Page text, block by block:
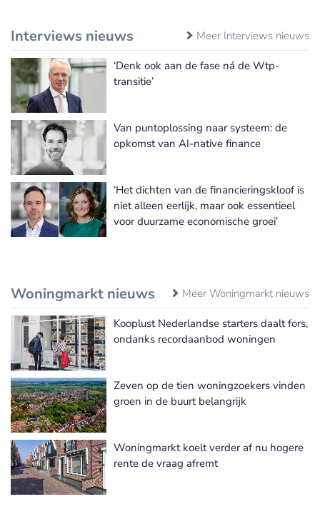
Interviews nieuws Meer Interviews nieuws
‘Denk ook aan de fase ná de Wtp-
transitie’
Van puntoplossing naar systeem: de
opkomst van AI-native finance
‘Het dichten van de financieringskloof is
niet alleen eerlijk, maar ook essentieel
voor duurzame economische groei’
Woningmarkt nieuws Meer Woningmarkt nieuws
Kooplust Nederlandse starters daalt fors,
ondanks recordaanbod woningen
Zeven op de tien woningzoekers vinden
groen in de buurt belangrijk
Woningmarkt koelt verder af nu hogere
rente de vraag afremt